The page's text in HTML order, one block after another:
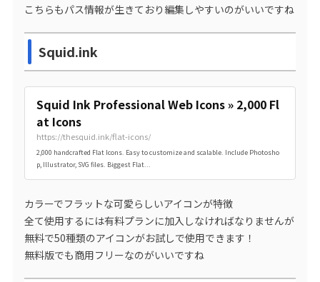
こちらもパス情報が生きており編集しやすいのがいいですね
Squid.ink
Squid Ink Professional Web Icons » 2,000 Fl
at Icons
https://thesquid.ink/flat-icons/
2,000 handcrafted Flat Icons. Easy to customize and scalable. Include Photosho
p, Illustrator, SVG files. Biggest Flat...
カラーでフラットな可愛らしいアイコンが特徴
全て使用するには有料プランに加入しなければなりませんが
無料で50種類のアイコンがお試しで使用できます！
無料版でも商用フリーなのがいいですね